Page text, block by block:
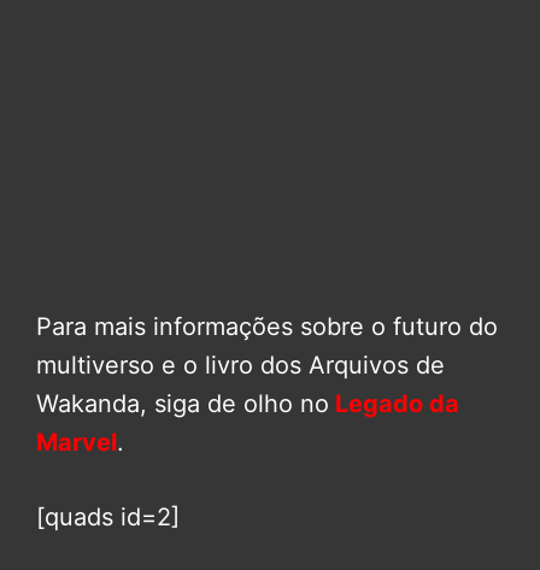
Para mais informações sobre o futuro do
multiverso e o livro dos Arquivos de
Wakanda, siga de olho no Legado da
Marvel.
[quads id=2]